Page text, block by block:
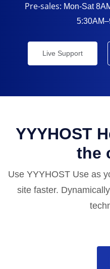
Pre-sales: Mon-Sat
Live Support
YYYHOST
the
Use YYYHOST Use as
site faster.